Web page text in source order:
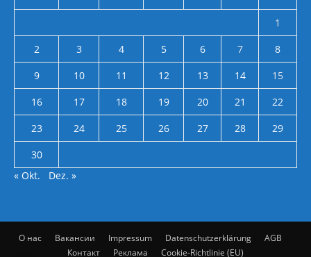
1
2
3 4 5 6 7
8
9
10 11 12 13 14
15
16
17 18 19 20 21
22
23
24 25 26 27 28
29
30
« Okt.
Dez. »
О нас Вакансии Impressum Datenschutzerklärung
AGB
Контакт
Реклама Cookie-Richtlinie (EU)